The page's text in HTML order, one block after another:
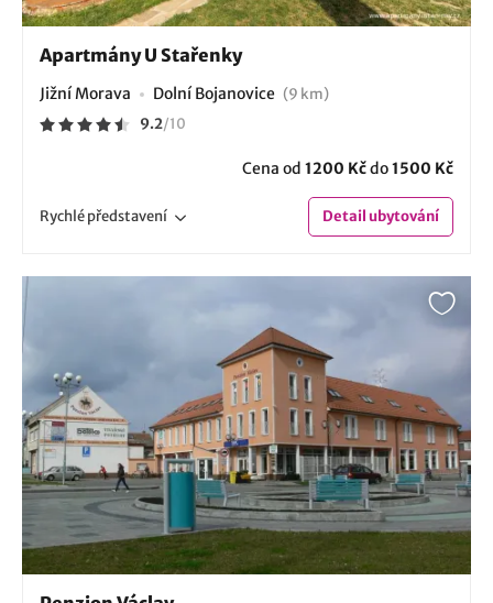
Apartmány U Stařenky
Jižní Morava Dolní Bojanovice (9 km)
9.2/10
Cena od 1200 Kčdo1500 Kč
Rychlépředstavení Detailubytování